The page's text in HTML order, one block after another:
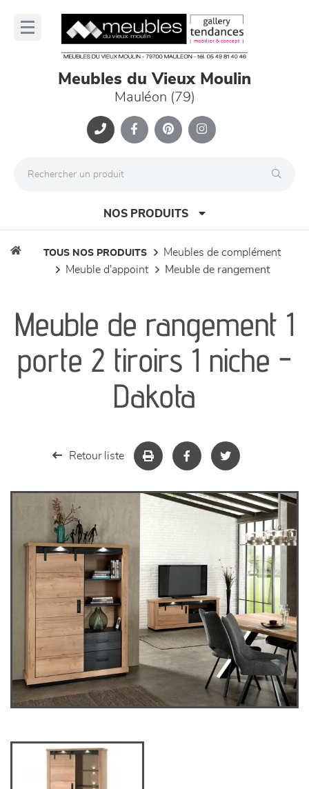
Meubles du Vieux Moulin
Mauléon (79)
NOS PRODUITS
séjours
meubles de complément
chambres et dressing
TOUS NOS PRODUITS
meubles de complément
meuble d'appoint
meuble de rangement
Meuble de rangement 1
porte 2 tiroirs 1 niche -
Dakota
Retour liste